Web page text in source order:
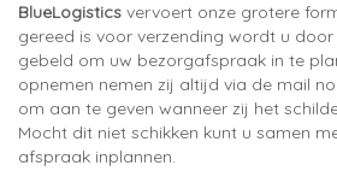
BlueLogistics vervoert onze grotere
gereed is voor verzending wordt u
gebeld om uw bezorgafspraak in te
opnemen nemen zij altijd via de mail
om aan te geven wanneer zij het
Mocht dit niet schikken kunt u samen
afspraak inplannen.